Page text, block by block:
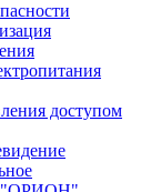
доступом